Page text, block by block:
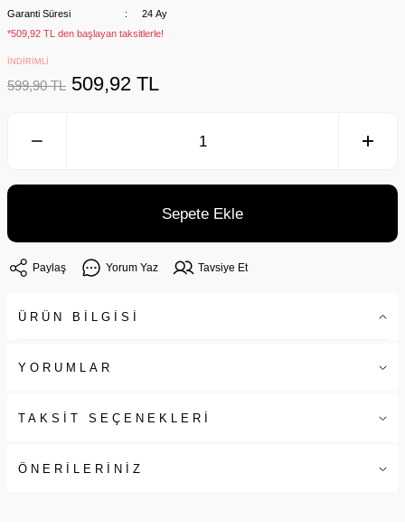
Garanti Süresi
24 Ay
*509,92 TL den başlayan taksitlerle!
İNDİRİMLİ
599,90 TL 509,92 TL
Sepete Ekle
Paylaş Yorum Yaz Tavsiye Et
ÜRÜN BİLGİSİ
YORUMLAR
TAKSİT SEÇENEKLERİ
ÖNERİLERİNİZ